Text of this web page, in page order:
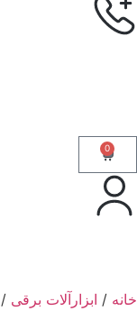
0
خانه / ابزارآلات برقی /